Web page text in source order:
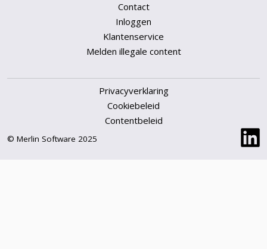
Contact
Inloggen
Klantenservice
Melden illegale content
Privacyverklaring
Cookiebeleid
Contentbeleid
© Merlin Software 2025